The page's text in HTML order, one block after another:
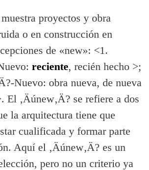
proyectos y obra
o en construcción en
de «new»: <1.
reciente, recién hecho >;
Nuevo: obra nueva, de nueva
El ‚Äúnew‚Ä? se refiere a dos
la arquitectura tiene que
cualificada y formar parte
Aquí­ el ‚Äúnew‚Ä? es un
pero no un criterio ya